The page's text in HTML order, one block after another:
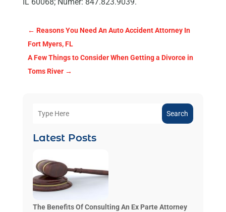
← Reasons You Need An Auto Accident Attorney In
Fort Myers, FL
A Few Things to Consider When Getting a Divorce in
Toms River→
Search
Latest Posts
The Benefits Of Consulting An Ex Parte Attorney